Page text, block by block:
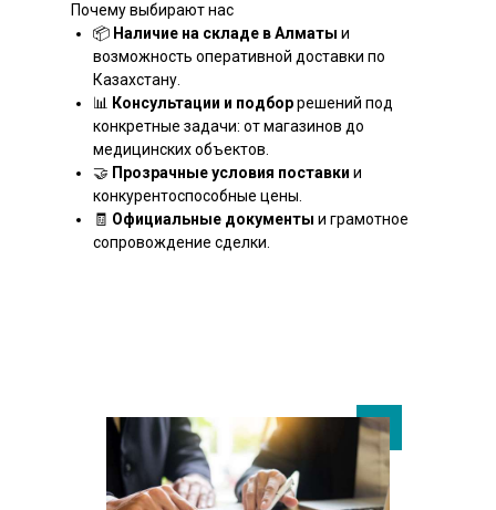
Почему выбирают нас
📦 Наличие на складе в Алматы и
возможность оперативной доставки по
Казахстану.
📊 Консультации и подборрешений под
конкретные задачи: от магазинов до
медицинских объектов.
🤝 Прозрачные условия поставки и
конкурентоспособные цены.
🧾 Официальные документы и грамотное
сопровождение сделки.